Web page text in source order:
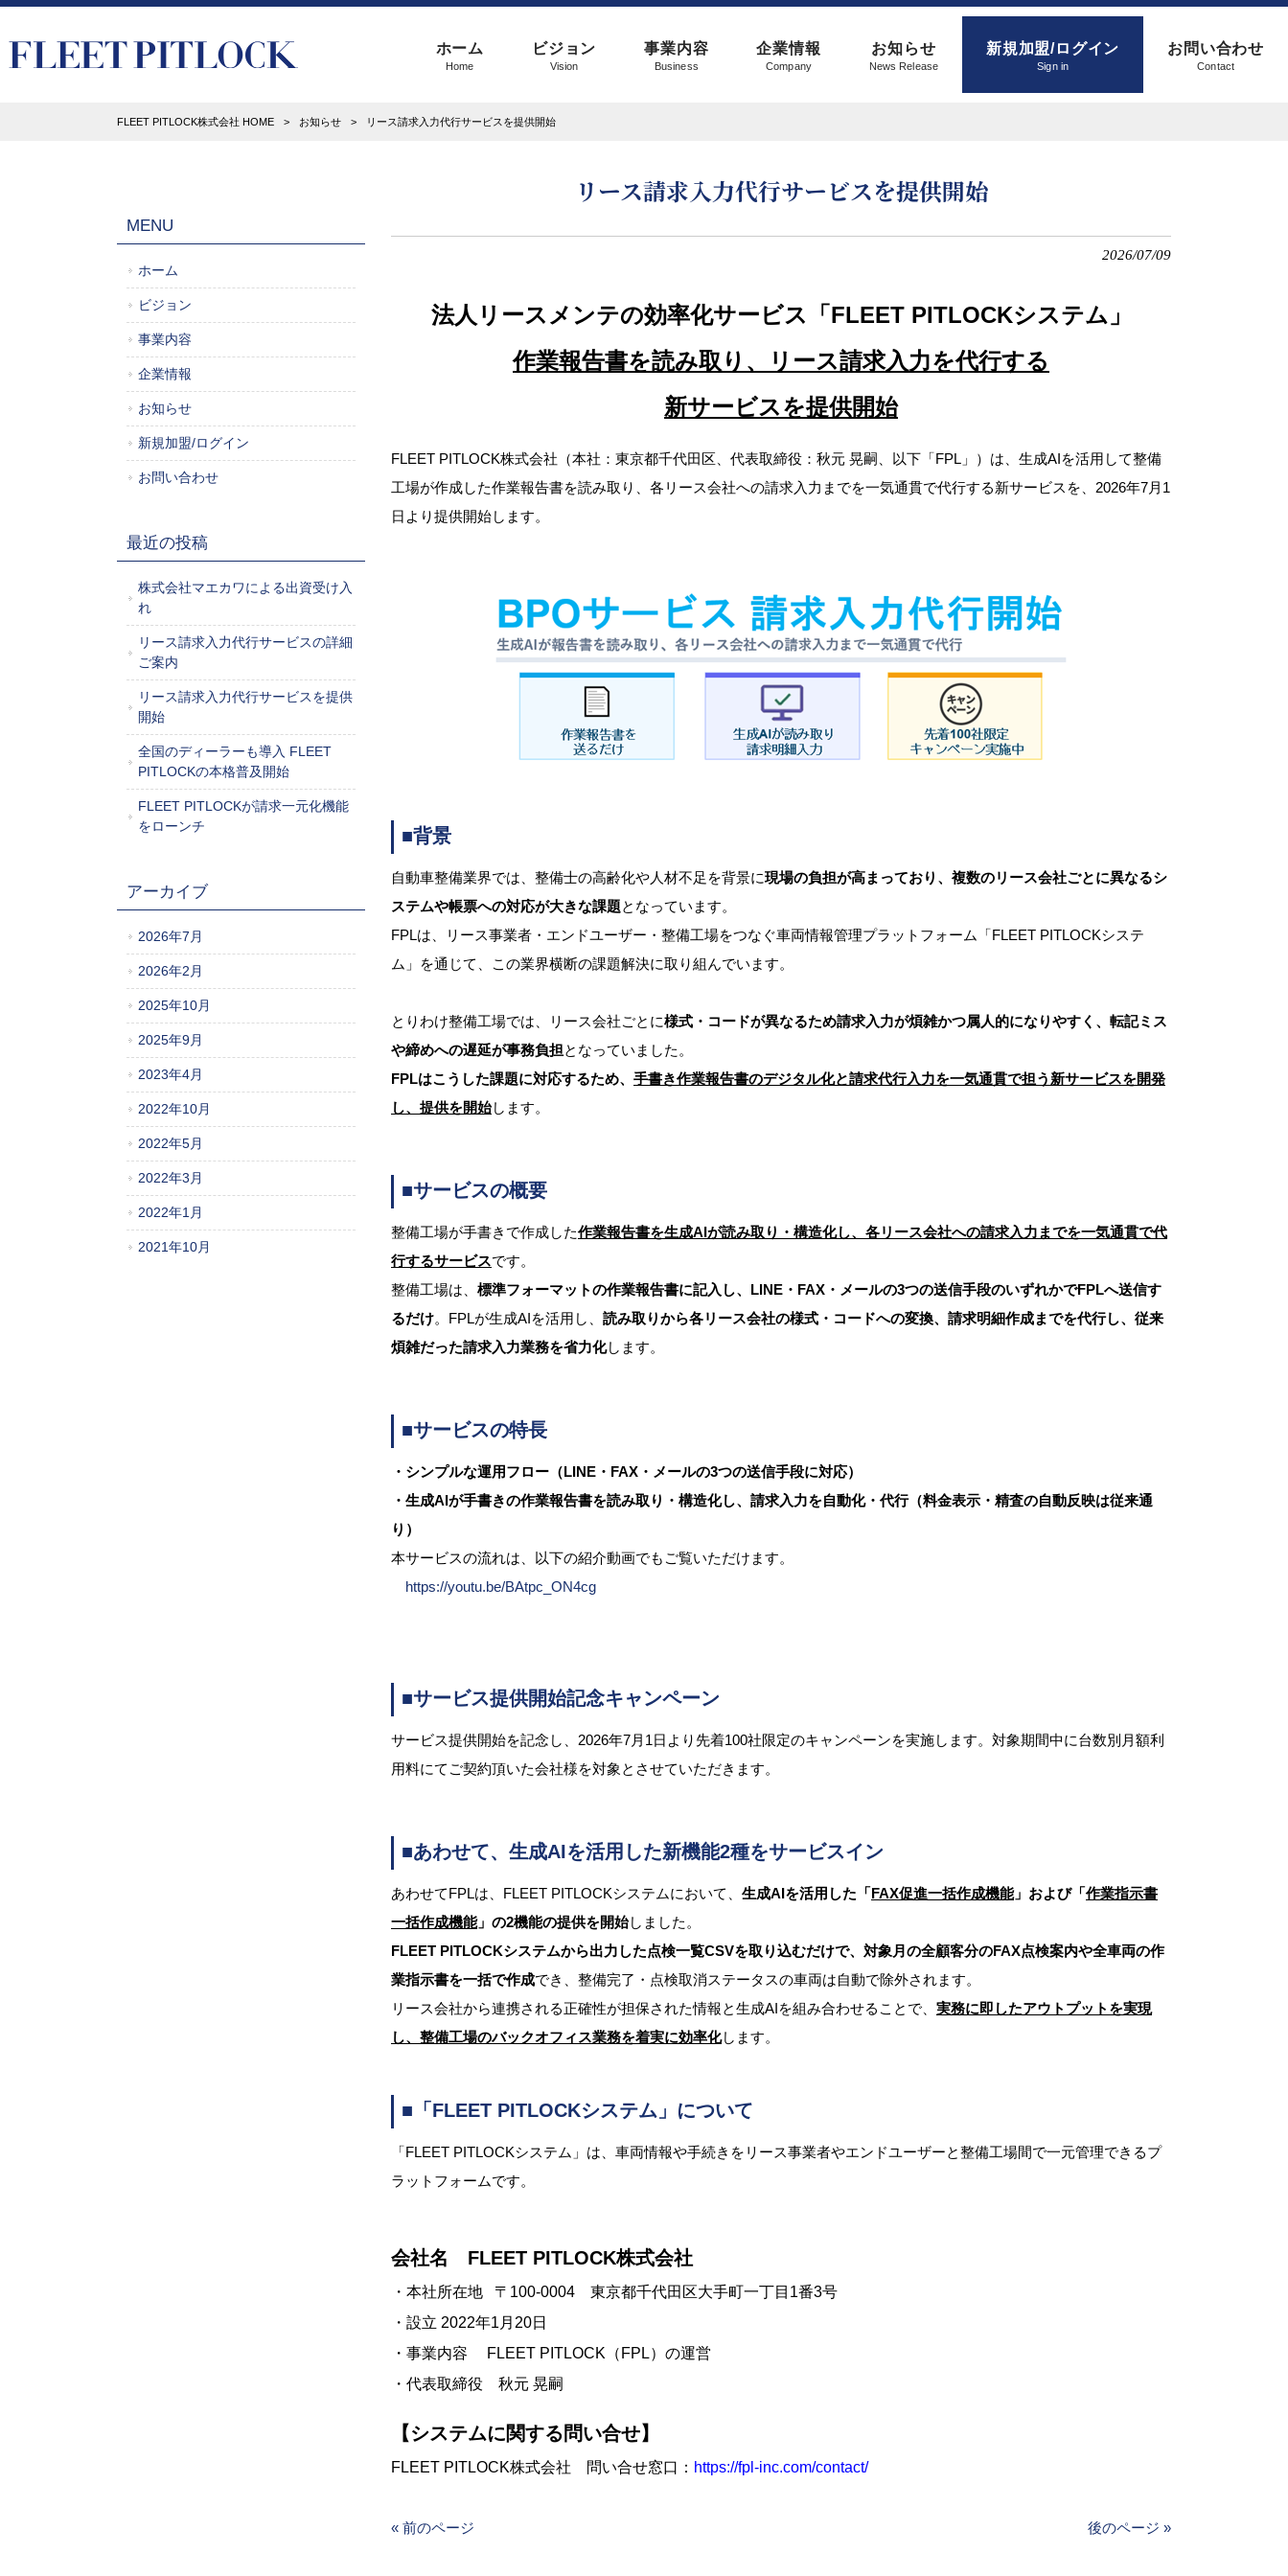
ホーム
Home
ビジョン
Vision
事業内容
Business
企業情報
Company
お知らせ
News Release
新規加盟/ログイン
Sign in
お問い合わせ
Contact
FLEET PITLOCK株式会社 HOME > お知らせ > リース請求入力代行サービスを提供開始
リース請求入力代行サービスを提供開始
2026/07/09
法人リースメンテの効率化サービス「FLEET PITLOCKシステム」
作業報告書を読み取り、リース請求入力を代行する
新サービスを提供開始
FLEET PITLOCK株式会社（本社：東京都千代田区、代表取締役：秋元 晃嗣、以下「FPL」）は、生成AIを活用して整備
工場が作成した作業報告書を読み取り、各リース会社への請求入力までを一気通貫で代行する新サービスを、2026年7月1
日より提供開始します。
■背景
自動車整備業界では、整備士の高齢化や人材不足を背景に現場の負担が高まっており、複数のリース会社ごとに異なるシ
ステムや帳票への対応が大きな課題となっています。
FPLは、リース事業者・エンドユーザー・整備工場をつなぐ車両情報管理プラットフォーム「FLEET PITLOCKシステ
ム」を通じて、この業界横断の課題解決に取り組んでいます。
とりわけ整備工場では、リース会社ごとに様式・コードが異なるため請求入力が煩雑かつ属人的になりやすく、転記ミス
や締めへの遅延が事務負担となっていました。
FPLはこうした課題に対応するため、 手書き作業報告書のデジタル化と請求代行入力を一気通貫で担う新サービスを開発
し、提供を開始します。
■サービスの概要
整備工場が手書きで作成した作業報告書を生成AIが読み取り・構造化し、各リース会社への請求入力までを一気通貫で代
行するサービスです。
整備工場は、 標準フォーマットの作業報告書に記入し、LINE・FAX・メールの3つの送信手段のいずれかでFPLへ送信す
るだけ。FPLが生成AIを活用し、 読み取りから各リース会社の様式・コードへの変換、請求明細作成までを代行し、従来
煩雑だった請求入力業務を省力化します。
■サービスの特長
・シンプルな運用フロー（LINE・FAX・メールの3つの送信手段に対応）
・生成AIが手書きの作業報告書を読み取り・構造化し、請求入力を自動化・代行（料金表示・精査の自動反映は従来通
り）
本サービスの流れは、以下の紹介動画でもご覧いただけます。
https://youtu.be/BAtpc_ON4cg
■サービス提供開始記念キャンペーン
サービス提供開始を記念し、2026年7月1日より先着100社限定のキャンペーンを実施します。対象期間中に台数別月額利
用料にてご契約頂いた会社様を対象とさせていただきます。
■あわせて、生成AIを活用した新機能2種をサービスイン
あわせてFPLは、FLEET PITLOCKシステムにおいて、 生成AIを活用した「FAX促進一括作成機能」および「作業指示書
一括作成機能」の2機能の提供を開始しました。
FLEET PITLOCKシステムから出力した点検一覧CSVを取り込むだけで、対象月の全顧客分のFAX点検案内や全車両の作
業指示書を一括で作成でき、整備完了・点検取消ステータスの車両は自動で除外されます。
リース会社から連携される正確性が担保された情報と生成AIを組み合わせることで、 実務に即したアウトプットを実現
し、整備工場のバックオフィス業務を着実に効率化します。
■「FLEET PITLOCKシステム」について
「FLEET PITLOCKシステム」は、車両情報や手続きをリース事業者やエンドユーザーと整備工場間で一元管理できるプ
ラットフォームです。
会社名 FLEET PITLOCK株式会社
・本社所在地 〒100-0004 東京都千代田区大手町一丁目1番3号
・設立 2022年1月20日
・事業内容 FLEET PITLOCK（FPL）の運営
・代表取締役 秋元 晃嗣
【システムに関する問い合せ】
FLEET PITLOCK株式会社 問い合せ窓口： https://fpl-inc.com/contact/
« 前のページ 後のページ »
MENU
ホーム
ビジョン
事業内容
企業情報
お知らせ
新規加盟/ログイン
お問い合わせ
最近の投稿
株式会社マエカワによる出資受け入
れ
リース請求入力代行サービスの詳細
ご案内
リース請求入力代行サービスを提供
開始
全国のディーラーも導入 FLEET
PITLOCKの本格普及開始
FLEET PITLOCKが請求一元化機能
をローンチ
アーカイブ
2026年7月
2026年2月
2025年10月
2025年9月
2023年4月
2022年10月
2022年5月
2022年3月
2022年1月
2021年10月